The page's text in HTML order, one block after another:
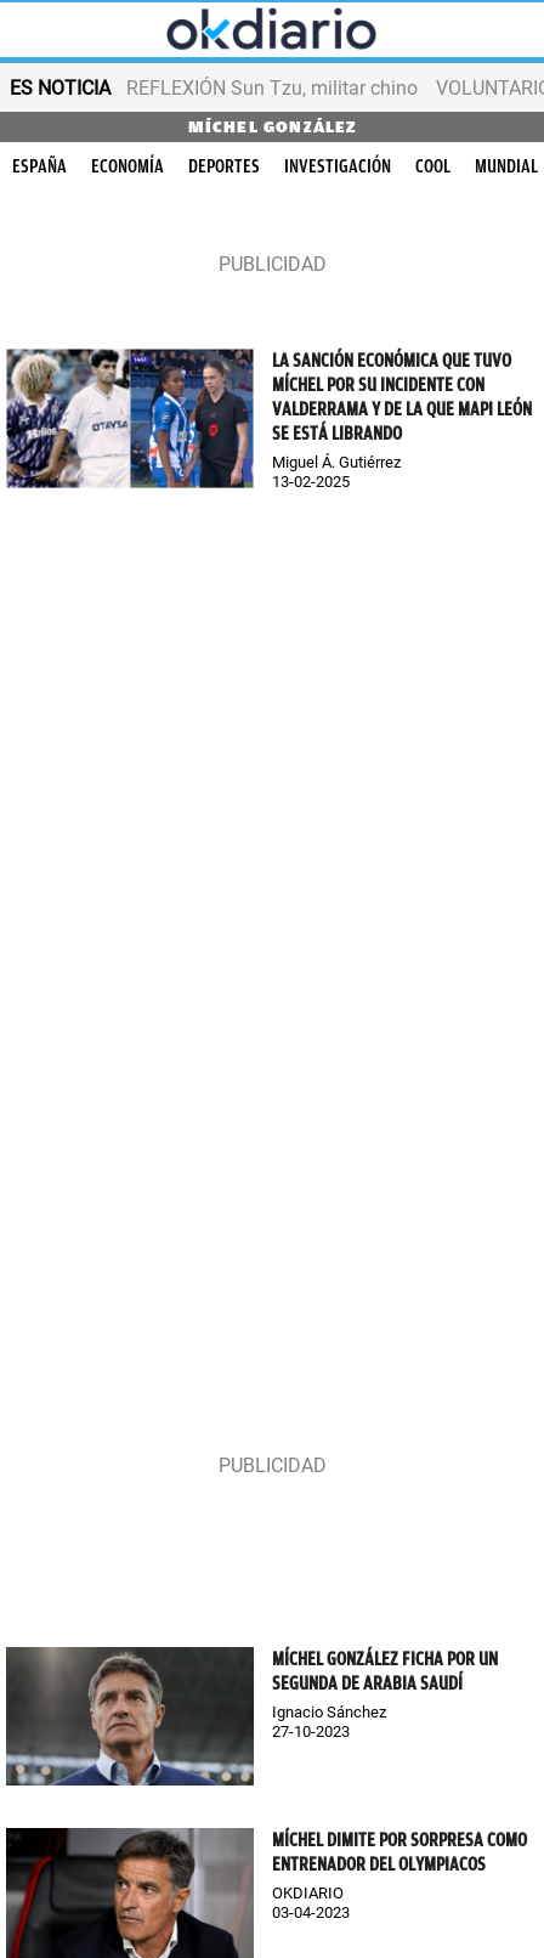
ES NOTICIA REFLEXIÓN Sun Tzu, militar chino
MÍCHEL GONZÁLEZ
ESPAÑA ECONOMÍA DEPORTES INVESTIGACIÓN COOL MUNDIAL
LA SANCIÓN ECONÓMICA QUE TUVO
MÍCHEL POR SU INCIDENTE CON
VALDERRAMA Y DE LA QUE MAPI LEÓN
SE ESTÁ LIBRANDO
Miguel Á. Gutiérrez
13-02-2025
MÍCHEL GONZÁLEZ FICHA POR UN
SEGUNDA DE ARABIA SAUDÍ
Ignacio Sánchez
27-10-2023
MÍCHEL DIMITE POR SORPRESA COMO
ENTRENADOR DEL OLYMPIACOS
OKDIARIO
03-04-2023